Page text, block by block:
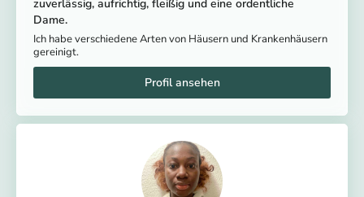
zuverlässig, aufrichtig, fleißig und eine ordentliche
Dame.
Ich habe verschiedene Arten von Häusern und Krankenhäusern
gereinigt.